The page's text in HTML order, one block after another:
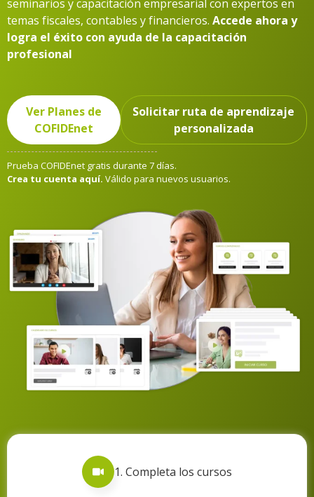
seminarios y capacitación empresarial con expertos en
temas fiscales, contables y financieros. Accede ahora y
logra el éxito con ayuda de la capacitación
profesional
Ver Planes de
COFIDEnet
Solicitar ruta de aprendizaje
personalizada
Prueba COFIDEnet gratis durante 7 días.
Crea tu cuenta aquí. Válido para nuevos usuarios.
1. Completa los cursos